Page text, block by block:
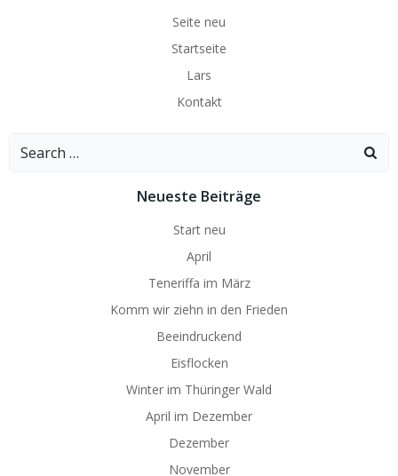
Seite neu
Startseite
Lars
Kontakt
Search
Neueste Beiträge
Start neu
April
Teneriffa im März
Komm wir ziehn in den Frieden
Beeindruckend
Eisflocken
Winter im Thüringer Wald
April im Dezember
Dezember
November